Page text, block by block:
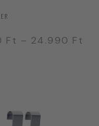
Ft – 24.990 Ft